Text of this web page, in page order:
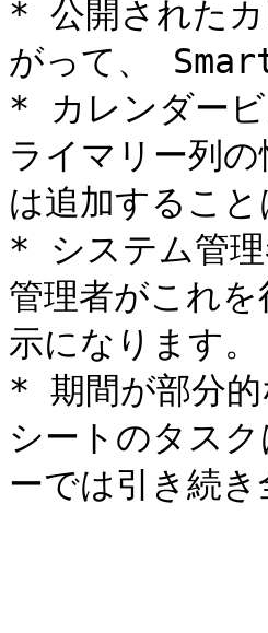
* 公開されたカ
がって、
* カレンダー
ライマリー列
は追加するこ
* システム管理
管理者がこれ
示になります。
* 期間が部分的
シートのタス